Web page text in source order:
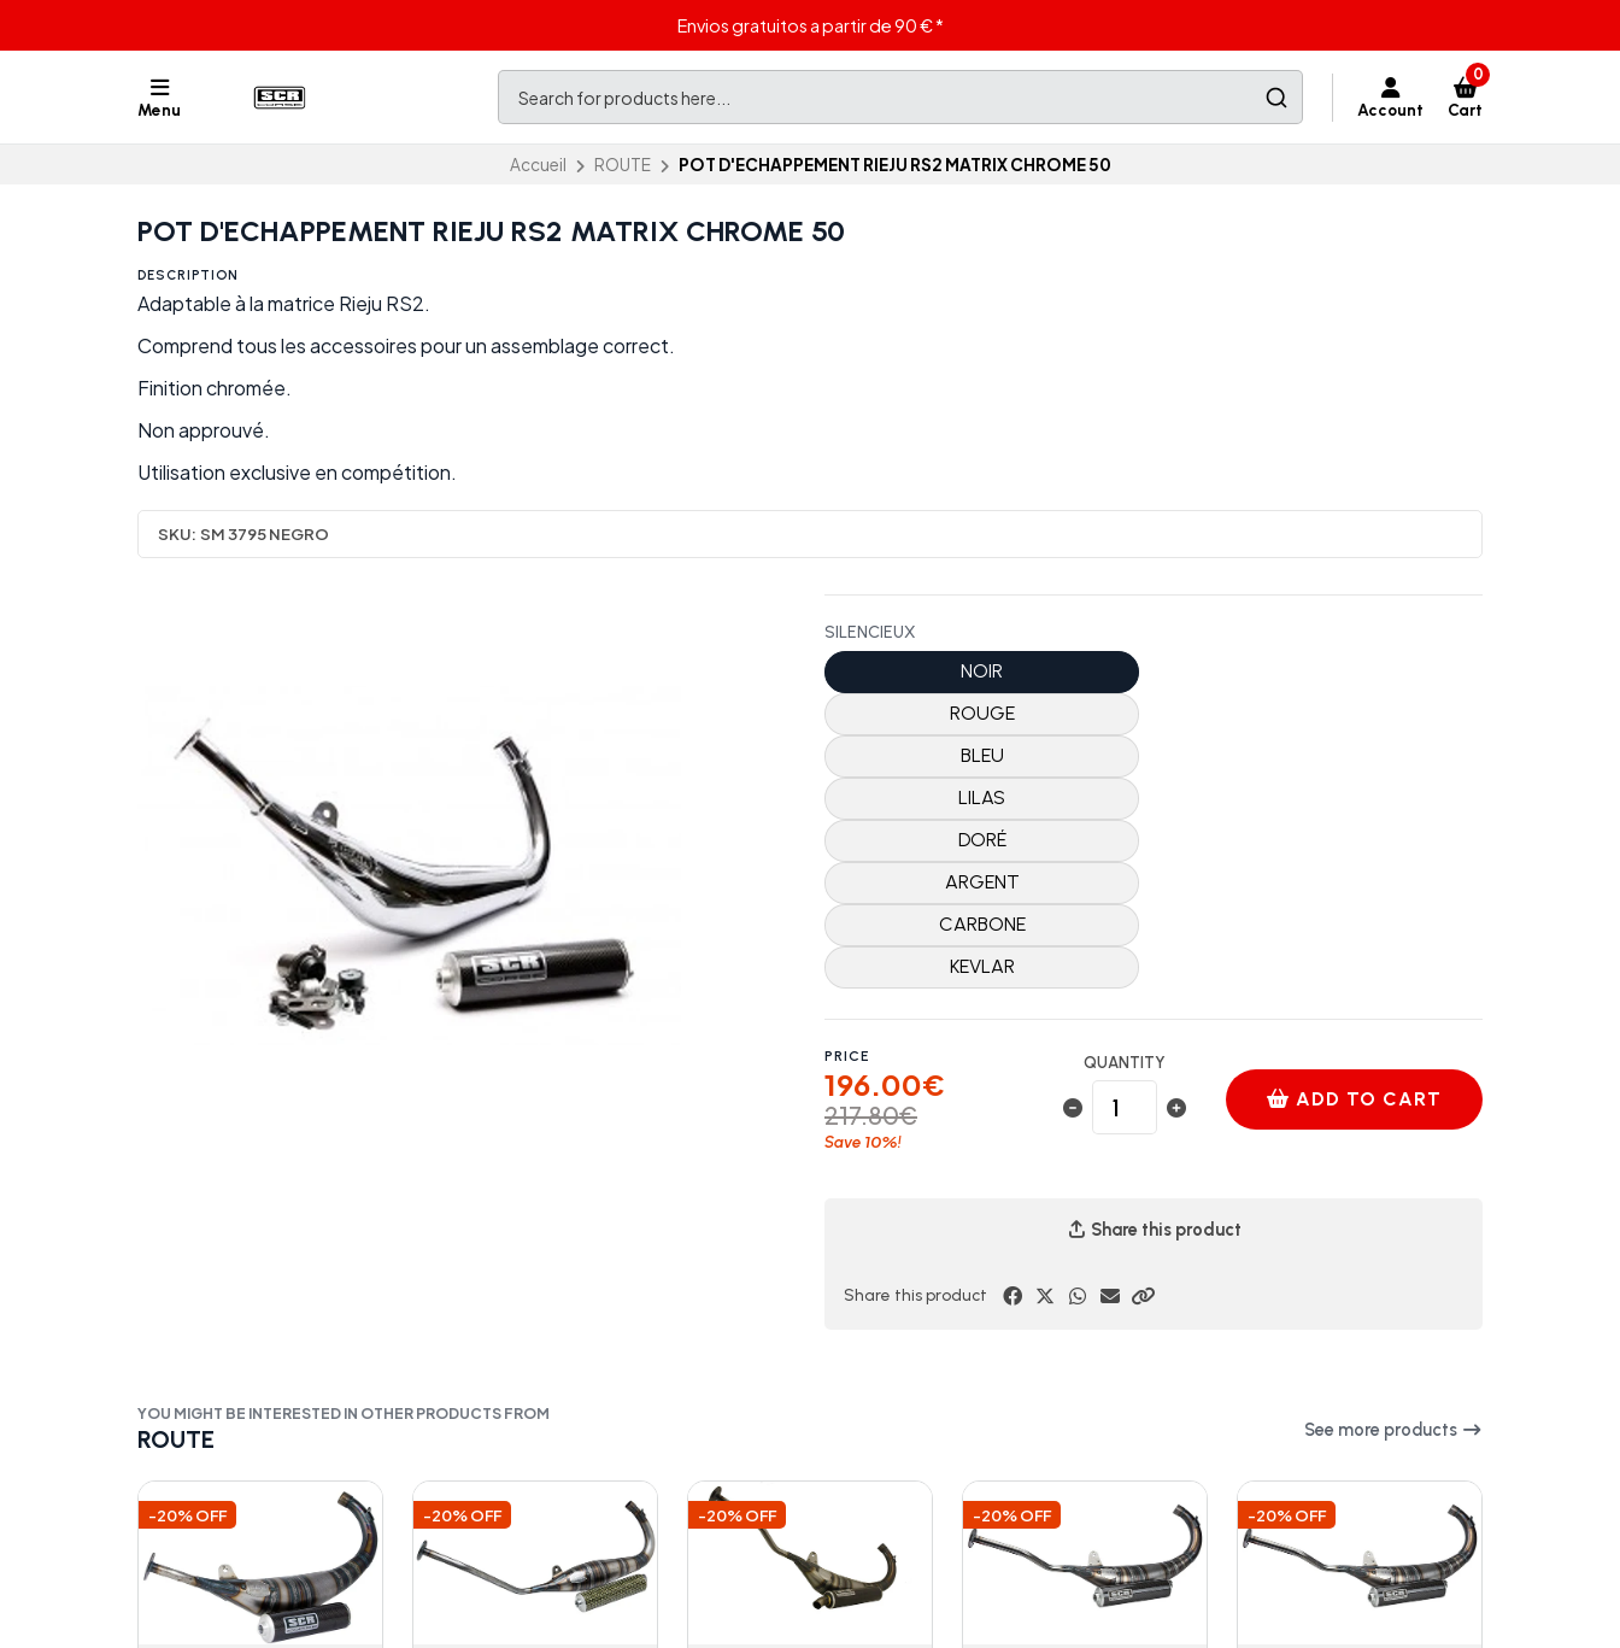
Envios gratuitos a partir de 90 € *
Menu Account
0
Cart
Accueil ROUTE POT D'ECHAPPEMENT RIEJU RS2 MATRIX CHROME 50
POT D'ECHAPPEMENT RIEJU RS2 MATRIX CHROME 50
DESCRIPTION
Adaptable à la matrice Rieju RS2.
Comprend tous les accessoires pour un assemblage correct.
Finition chromée.
Non approuvé.
Utilisation exclusive en compétition.
SKU: SM 3795 NEGRO
SILENCIEUX
NOIR
ROUGE
BLEU
LILAS
DORÉ
ARGENT
CARBONE
KEVLAR
PRICE
196.00€
217.80€
Save 10%!
QUANTITY
ADD TO CART
Share this product
Share this product
YOU MIGHT BE INTERESTED IN OTHER PRODUCTS FROM
ROUTE See more products
-20% OFF -20% OFF -20% OFF -20% OFF -20% OFF